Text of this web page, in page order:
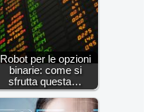
Robot per le opzioni
binarie: come si
sfrutta questa…